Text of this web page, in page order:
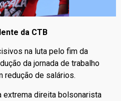
da CTB
na luta pelo fim da
da jornada de trabalho
redução de salários.
extrema direita bolsonarista